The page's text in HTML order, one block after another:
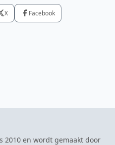
X Facebook
en wordt gemaakt door